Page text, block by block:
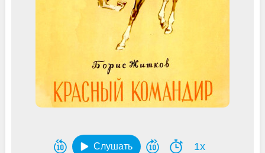
Слушать 1x